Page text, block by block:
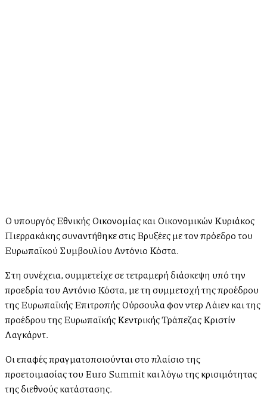
Ο υπουργός Εθνικής Οικονομίας και Οικονομικών Κυριάκος
Πιερρακάκης συναντήθηκε στις Βρυξέλλες με τον πρόεδρο του
Ευρωπαϊκού Συμβουλίου Αντόνιο Κόστα.
Στη συνέχεια, συμμετείχε σε τετραμερή διάσκεψη υπό την
προεδρία του Αντόνιο Κόστα, με τη συμμετοχή της προέδρου
της Ευρωπαϊκής Επιτροπής Ούρσουλα φον ντερ Λάιεν και της
προέδρου της Ευρωπαϊκής Κεντρικής Τράπεζας Κριστίν
Λαγκάρντ.
Οι επαφές πραγματοποιούνται στο πλαίσιο της
προετοιμασίας του Euro Summit και λόγω της κρισιμότητας
της διεθνούς κατάστασης.